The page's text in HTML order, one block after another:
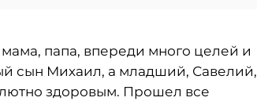
папа, впереди много целей и
сын Михаил, а младший, Савелий,
здоровым. Прошел все